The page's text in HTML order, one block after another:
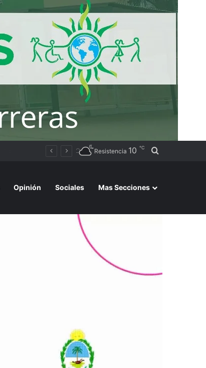
Resistencia 10 ℃ Buscar por
Opinión Sociales Mas Secciones